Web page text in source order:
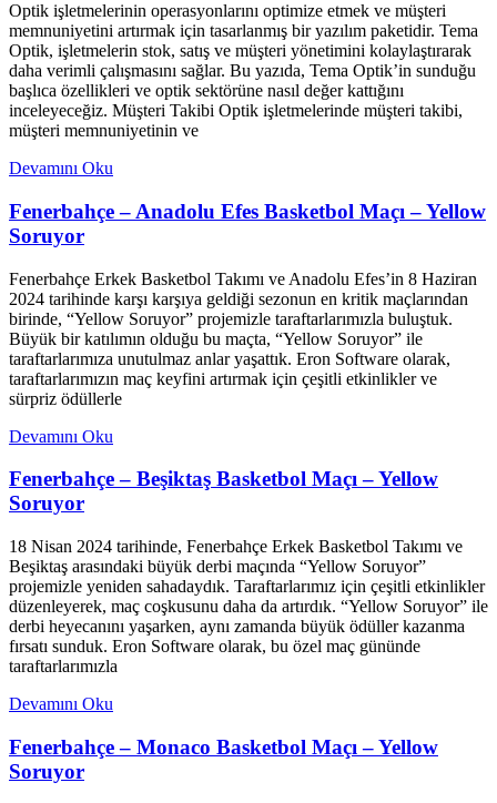
Optik işletmelerinin operasyonlarını optimize etmek ve müşteri
memnuniyetini artırmak için tasarlanmış bir yazılım paketidir. Tema
Optik, işletmelerin stok, satış ve müşteri yönetimini kolaylaştırarak
daha verimli çalışmasını sağlar. Bu yazıda, Tema Optik’in sunduğu
başlıca özellikleri ve optik sektörüne nasıl değer kattığını
inceleyeceğiz. Müşteri Takibi Optik işletmelerinde müşteri takibi,
müşteri memnuniyetinin ve
Devamını Oku
Fenerbahçe – Anadolu Efes Basketbol Maçı – Yellow
Soruyor
Fenerbahçe Erkek Basketbol Takımı ve Anadolu Efes’in 8 Haziran
2024 tarihinde karşı karşıya geldiği sezonun en kritik maçlarından
birinde, “Yellow Soruyor” projemizle taraftarlarımızla buluştuk.
Büyük bir katılımın olduğu bu maçta, “Yellow Soruyor” ile
taraftarlarımıza unutulmaz anlar yaşattık. Eron Software olarak,
taraftarlarımızın maç keyfini artırmak için çeşitli etkinlikler ve
sürpriz ödüllerle
Devamını Oku
Fenerbahçe – Beşiktaş Basketbol Maçı – Yellow
Soruyor
18 Nisan 2024 tarihinde, Fenerbahçe Erkek Basketbol Takımı ve
Beşiktaş arasındaki büyük derbi maçında “Yellow Soruyor”
projemizle yeniden sahadaydık. Taraftarlarımız için çeşitli etkinlikler
düzenleyerek, maç coşkusunu daha da artırdık. “Yellow Soruyor” ile
derbi heyecanını yaşarken, aynı zamanda büyük ödüller kazanma
fırsatı sunduk. Eron Software olarak, bu özel maç gününde
taraftarlarımızla
Devamını Oku
Fenerbahçe – Monaco Basketbol Maçı – Yellow
Soruyor